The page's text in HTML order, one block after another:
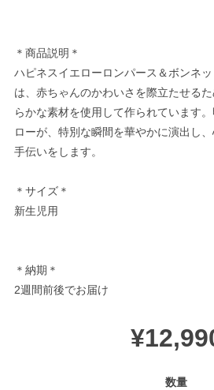
＊商品説明＊
ハピネスイエローロンパース＆ボンネ
は、赤ちゃんのかわいさを際立たせる
らかな素材を使用して作られています
ローが、特別な瞬間を華やかに演出し
手伝いをします。
＊サイズ＊
新生児用
＊納期＊
2週間前後でお届け
数量